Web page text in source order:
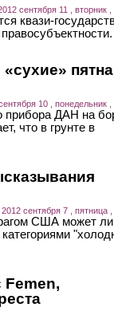
сентября 11 , вторник ,
квази-
10 , понедельник ,
прибора ДАН на
что в грунте в
2012 сентября 7 , пятница ,
США может
Femen,